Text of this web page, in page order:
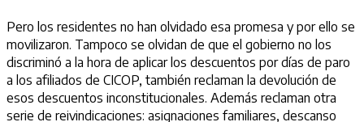
Pero los residentes no han olvidado esa promesa y por ello se
movilizaron. Tampoco se olvidan de que el gobierno no los
discriminó a la hora de aplicar los descuentos por días de paro
a los afiliados de CICOP, también reclaman la devolución de
esos descuentos inconstitucionales. Además reclaman otra
serie de reivindicaciones: asignaciones familiares, descanso